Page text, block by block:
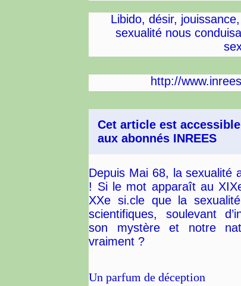
Libido, désir,
sexualité nous
http://
Cet article est
aux abonnés INREES
Depuis Mai 68, la sexualité
! Si le mot apparaît au
XXe si.cle que la
scientifiques, soulevant
son mystère et notre
vraiment ?
Un parfum de déception